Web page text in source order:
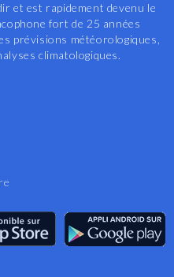
et est rapidement devenu le
fort de 25 années
prévisions météorologiques,
climatologiques.